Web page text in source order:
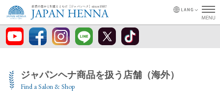
ジャパンヘナ商品を扱う店舗（海外）
Find a Salon & Shop